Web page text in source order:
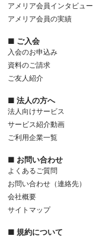
アメリア会員インタビュー
アメリア会員の実績
■ ご入会
入会のお申込み
資料のご請求
ご友人紹介
■ 法人の方へ
法人向けサービス
サービス紹介動画
ご利用企業一覧
■ お問い合わせ
よくあるご質問
お問い合わせ（連絡先）
会社概要
サイトマップ
■ 規約について